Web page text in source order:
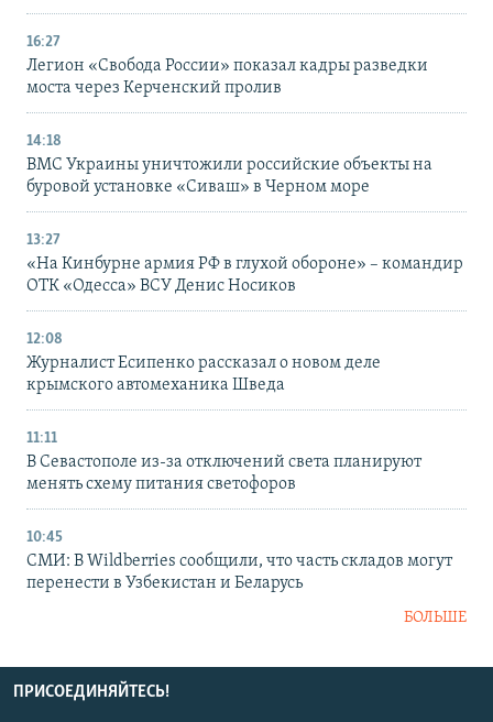
16:27
Легион «Свобода России» показал кадры разведки
моста через Керченский пролив
14:18
ВМС Украины уничтожили российские объекты на
буровой установке «Сиваш» в Черном море
13:27
«На Кинбурне армия РФ в глухой обороне» – командир
ОТК «Одесса» ВСУ Денис Носиков
12:08
Журналист Есипенко рассказал о новом деле
крымского автомеханика Шведа
11:11
В Севастополе из-за отключений света планируют
менять схему питания светофоров
10:45
СМИ: В Wildberries сообщили, что часть складов могут
перенести в Узбекистан и Беларусь
БОЛЬШЕ
ПРИСОЕДИНЯЙТЕСЬ!